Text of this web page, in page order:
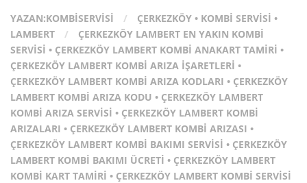
YAZAN:KOMBISERVISI / ÇERKEZKÖY • KOMBI SERVISI •
LAMBERT
/
ÇERKEZKÖY LAMBERT EN YAKIN KOMBI
SERVISI • ÇERKEZKÖY LAMBERT KOMBI ANAKART TAMIRI •
ÇERKEZKÖY LAMBERT KOMBI ARIZA İŞARETLERI •
ÇERKEZKÖY LAMBERT KOMBI ARIZA KODLARI • ÇERKEZKÖY
LAMBERT KOMBI ARIZA KODU • ÇERKEZKÖY LAMBERT
KOMBI ARIZA SERVISI • ÇERKEZKÖY LAMBERT KOMBI
ARIZALARI • ÇERKEZKÖY LAMBERT KOMBI ARIZASI •
ÇERKEZKÖY LAMBERT KOMBI BAKIMI SERVISI • ÇERKEZKÖY
LAMBERT KOMBI BAKIMI ÜCRETI • ÇERKEZKÖY LAMBERT
KOMBI KART TAMIRI • ÇERKEZKÖY LAMBERT KOMBI SERVISI